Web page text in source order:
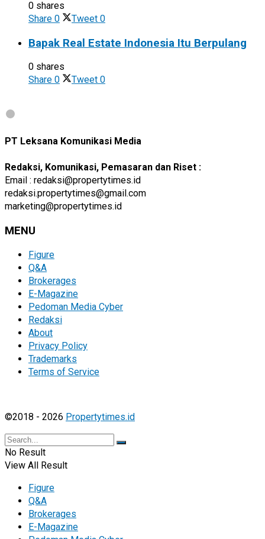
0 shares
Share 0 Tweet 0
Bapak Real Estate Indonesia Itu Berpulang
0 shares
Share 0 Tweet 0
PT Leksana Komunikasi Media
Redaksi, Komunikasi, Pemasaran dan Riset :
Email : redaksi@propertytimes.id
redaksi.propertytimes@gmail.com
marketing@propertytimes.id
MENU
Figure
Q&A
Brokerages
E-Magazine
Pedoman Media Cyber
Redaksi
About
Privacy Policy
Trademarks
Terms of Service
©2018 - 2026 Propertytimes.id
No Result
View All Result
Figure
Q&A
Brokerages
E-Magazine